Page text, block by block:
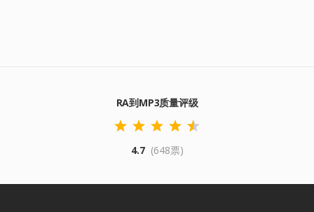
RA到MP3质量评级
4.7 (648票)